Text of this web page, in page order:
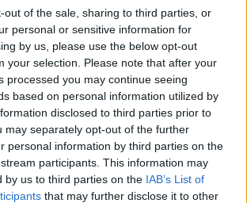
out of the sale, sharing to third parties, or
personal or sensitive information for
by us, please use the below opt-out
your selection. Please note that after your
processed you may continue seeing
based on personal information utilized by
disclosed to third parties prior to
may separately opt-out of the further
personal information by third parties on the
participants. This information may
by us to third parties on the IAB’s List of
that may further disclose it to other